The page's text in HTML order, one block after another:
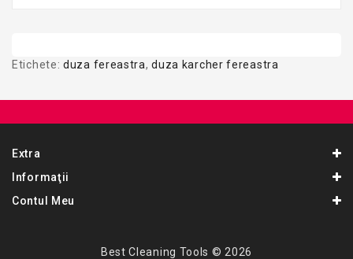
Etichete: duza fereastra,duza karcher fereastra
Extra
Informaţii
Contul Meu
Best Cleaning Tools © 2026